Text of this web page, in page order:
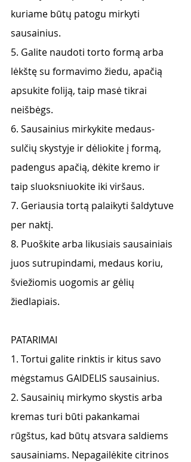
kuriame būtų patogu mirkyti
sausainius.
5. Galite naudoti torto formą arba
lėkštę su formavimo žiedu, apačią
apsukite foliją, taip masė tikrai
neišbėgs.
6. Sausainius mirkykite medaus-
sulčių skystyje ir dėliokite į formą,
padengus apačią, dėkite kremo ir
taip sluoksniuokite iki viršaus.
7. Geriausia tortą palaikyti šaldytuve
per naktį.
8. Puoškite arba likusiais sausainiais
juos sutrupindami, medaus koriu,
šviežiomis uogomis ar gėlių
žiedlapiais.
PATARIMAI
1. Tortui galite rinktis ir kitus savo
mėgstamus GAIDELIS sausainius.
2. Sausainių mirkymo skystis arba
kremas turi būti pakankamai
rūgštus, kad būtų atsvara saldiems
sausainiams. Nepagailėkite citrinos